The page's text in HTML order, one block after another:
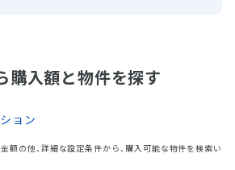
購入額と物件を探す
ョン
の他、詳細な設定条件から、購入可能な物件を検索い